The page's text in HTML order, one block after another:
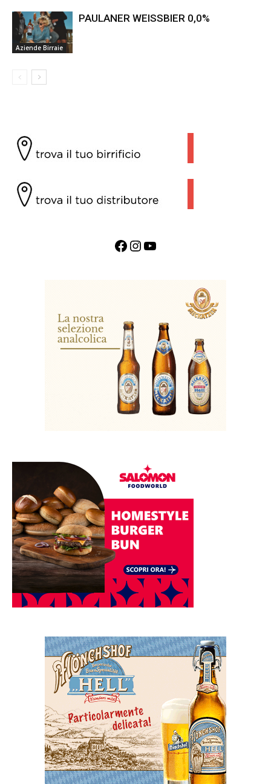
Aziende Birraie
PAULANER WEISSBIER 0,0%
Facebook InstagramYouTube